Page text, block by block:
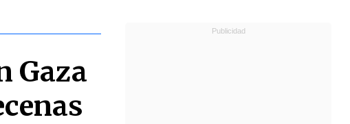
Gaza